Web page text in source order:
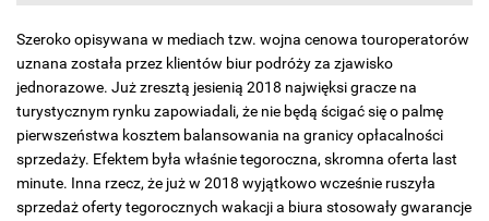
Szeroko opisywana w mediach tzw. wojna cenowa touroperatorów
uznana została przez klientów biur podróży za zjawisko
jednorazowe. Już zresztą jesienią 2018 najwięksi gracze na
turystycznym rynku zapowiadali, że nie będą ścigać się o palmę
pierwszeństwa kosztem balansowania na granicy opłacalności
sprzedaży. Efektem była właśnie tegoroczna, skromna oferta last
minute. Inna rzecz, że już w 2018 wyjątkowo wcześnie ruszyła
sprzedaż oferty tegorocznych wakacji a biura stosowały gwarancje